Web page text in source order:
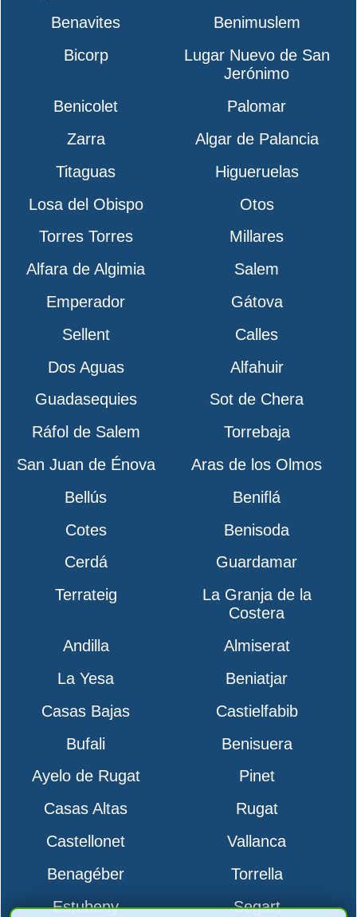
Benavites
Benimuslem
Bicorp
Lugar Nuevo de San
Jerónimo
Benicolet
Palomar
Zarra
Algar de Palancia
Titaguas
Higueruelas
Losa del Obispo
Otos
Torres Torres
Millares
Alfara de Algimia
Salem
Emperador
Gátova
Sellent
Calles
Dos Aguas
Alfahuir
Guadasequies
Sot de Chera
Ráfol de Salem
Torrebaja
San Juan de Énova
Aras de los Olmos
Bellús
Beniflá
Cotes
Benisoda
Cerdá
Guardamar
Terrateig
La Granja de la
Costera
Andilla
Almiserat
La Yesa
Beniatjar
Casas Bajas
Castielfabib
Bufali
Benisuera
Ayelo de Rugat
Pinet
Casas Altas
Rugat
Castellonet
Vallanca
Benagéber
Torrella
Estubeny
Segart